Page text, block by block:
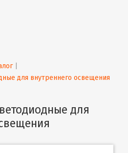
|
для внутреннего освещения
для